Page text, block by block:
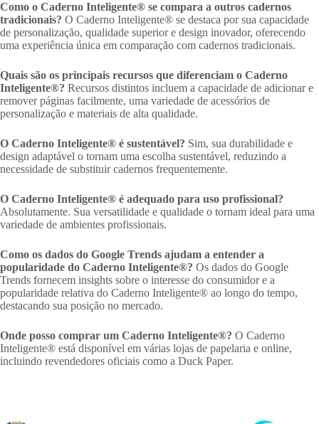
Como o Caderno Inteligente® se compara a outros cadernos
tradicionais? O Caderno Inteligente® se destaca por sua capacidade
de personalização, qualidade superior e design inovador, oferecendo
uma experiência única em comparação com cadernos tradicionais.
Quais são os principais recursos que diferenciam o Caderno
Inteligente®? Recursos distintos incluem a capacidade de adicionar e
remover páginas facilmente, uma variedade de acessórios de
personalização e materiais de alta qualidade.
O Caderno Inteligente® é sustentável? Sim, sua durabilidade e
design adaptável o tornam uma escolha sustentável, reduzindo a
necessidade de substituir cadernos frequentemente.
O Caderno Inteligente® é adequado para uso profissional?
Absolutamente. Sua versatilidade e qualidade o tornam ideal para uma
variedade de ambientes profissionais.
Como os dados do Google Trends ajudam a entender a
popularidade do Caderno Inteligente®? Os dados do Google
Trends fornecem insights sobre o interesse do consumidor e a
popularidade relativa do Caderno Inteligente® ao longo do tempo,
destacando sua posição no mercado.
Onde posso comprar um Caderno Inteligente®? O Caderno
Inteligente® está disponível em várias lojas de papelaria e online,
incluindo revendedores oficiais como a Duck Paper.